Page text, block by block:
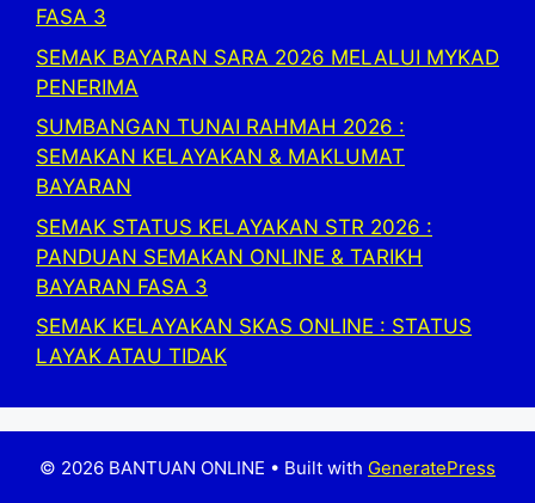
FASA 3
SEMAK BAYARAN SARA 2026 MELALUI MYKAD
PENERIMA
SUMBANGAN TUNAI RAHMAH 2026 :
SEMAKAN KELAYAKAN & MAKLUMAT
BAYARAN
SEMAK STATUS KELAYAKAN STR 2026 :
PANDUAN SEMAKAN ONLINE & TARIKH
BAYARAN FASA 3
SEMAK KELAYAKAN SKAS ONLINE : STATUS
LAYAK ATAU TIDAK
© 2026 BANTUAN ONLINE • Built with GeneratePress